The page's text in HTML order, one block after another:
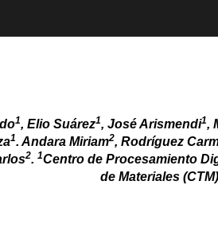
1, Elio Suárez1, José Arismendi1,
1. Andara Miriam2, Rodríguez
2. 1Centro de Procesamiento
de Materiales